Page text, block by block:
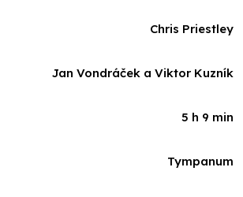
Chris Priestley
Jan Vondráček a Viktor Kuzník
5 h 9 min
Tympanum